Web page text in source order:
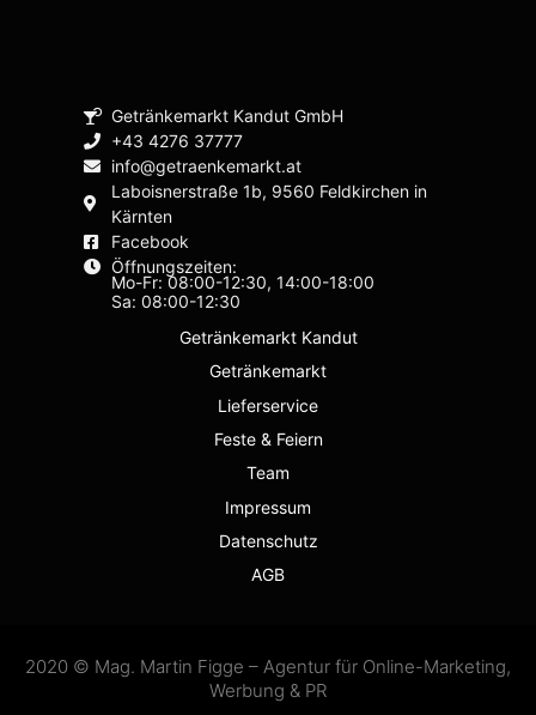
Getränkemarkt Kandut GmbH
+43 4276 37777
info@getraenkemarkt.at
Laboisnerstraße 1b, 9560 Feldkirchen in
Kärnten
Facebook
Öffnungszeiten:
Mo-Fr: 08:00-12:30, 14:00-18:00
Sa: 08:00-12:30
Getränkemarkt Kandut
Getränkemarkt
Lieferservice
Feste & Feiern
Team
Impressum
Datenschutz
AGB
2020 © Mag. Martin Figge – Agentur für Online-Marketing,
Werbung & PR